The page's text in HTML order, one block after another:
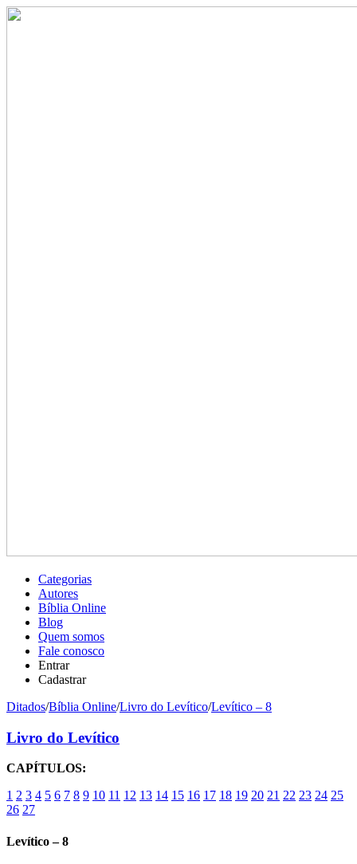
Categorias
Autores
Bíblia Online
Blog
Quem somos
Fale conosco
Entrar
Cadastrar
Ditados/Bíblia Online/Livro do Levítico/Levítico – 8
Livro do Levítico
CAPÍTULOS:
1 2 3 4 5 6 7 8 9 10 11 12 13 14 15 16 17 18 19 20 21 22 23 24 25
26 27
Levítico – 8